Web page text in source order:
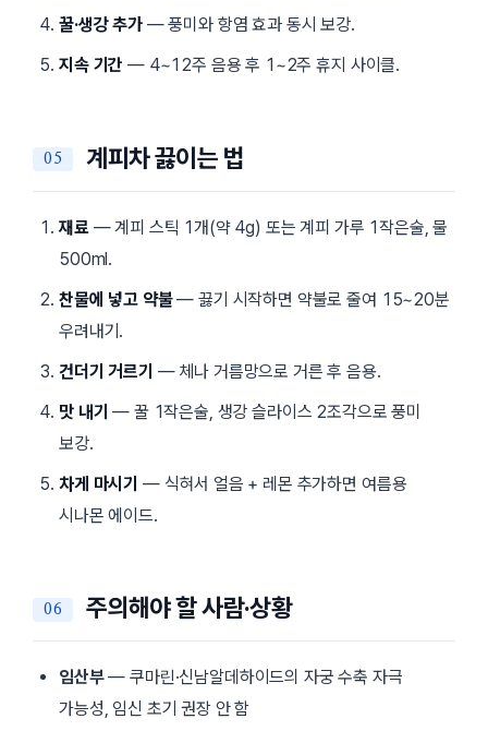
꿀·생강 추가— 풍미와 항염 효과 동시 보강.
지속 기간 — 4~12주 음용 후 1~2주 휴지 사이클.
계피차 끓이는 법
재료— 계피 스틱 1개(약 4g) 또는 계피 가루 1작은술, 물
500ml.
찬물에 넣고 약불— 끓기 시작하면 약불로 줄여 15~20분
우려내기.
건더기 거르기 — 체나 거름망으로 거른 후 음용.
맛 내기 — 꿀 1작은술, 생강 슬라이스 2조각으로 풍미
보강.
차게 마시기 — 식혀서 얼음 + 레몬 추가하면 여름용
시나몬 에이드.
주의해야 할 사람·상황
임산부— 쿠마린·신남알데하이드의 자궁 수축 자극
가능성, 임신 초기 권장 안 함